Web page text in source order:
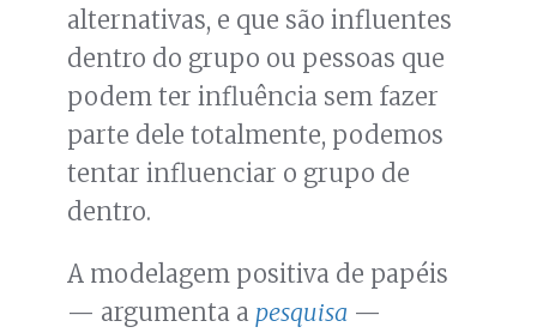
alternativas, e que são influentes
dentro do grupo ou pessoas que
podem ter influência sem fazer
parte dele totalmente, podemos
tentar influenciar o grupo de
dentro.
A modelagem positiva de papéis
— argumenta a pesquisa —